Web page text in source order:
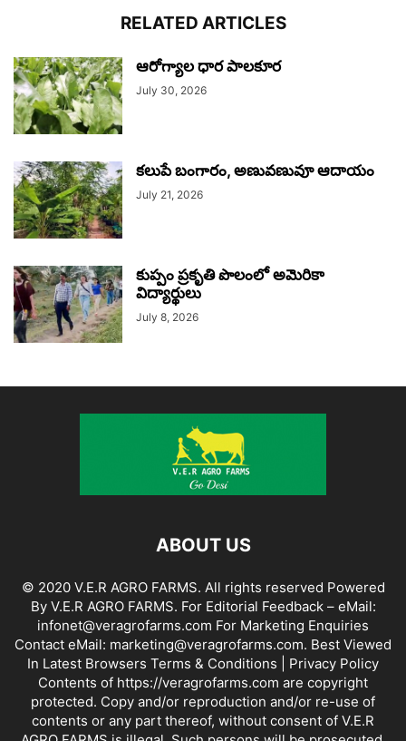
RELATED ARTICLES
ఆరోగ్యాల ధార పాలకూర
July 30, 2026
కలుపే బంగారం, అణువణువూ ఆదాయం
July 21, 2026
కుప్పం ప్రకృతి పొలంలో అమెరికా
విద్యార్థులు
July 8, 2026
ABOUT US
© 2020 V.E.R AGRO FARMS. All rights reserved Powered
By V.E.R AGRO FARMS. For Editorial Feedback – eMail:
infonet@veragrofarms.com For Marketing Enquiries
Contact eMail: marketing@veragrofarms.com. Best Viewed
In Latest Browsers Terms & Conditions | Privacy Policy
Contents of https://veragrofarms.com are copyright
protected. Copy and/or reproduction and/or re-use of
contents or any part thereof, without consent of V.E.R